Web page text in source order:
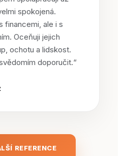
spokojená.
financemi, ale i s
Oceňuji jejich
ochotu a lidskost.
doporučit.“
REFERENCE